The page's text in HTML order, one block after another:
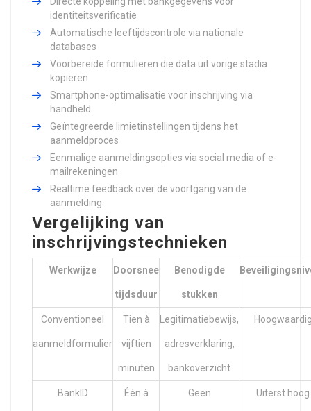
identiteitsverificatie
Automatische leeftijdscontrole via nationale
databases
Voorbereide formulieren die data uit vorige stadia
kopiëren
Smartphone-optimalisatie voor inschrijving via
handheld
Geïntegreerde limietinstellingen tijdens het
aanmeldproces
Eenmalige aanmeldingsopties via social media of e-
mailrekeningen
Realtime feedback over de voortgang van de
aanmelding
Vergelijking van
inschrijvingstechnieken
Werkwijze Doorsnee
tijdsduur
Benodigde
stukken
Conventioneel
aanmeldformulier
Tien à
vijftien
minuten
Legitimatiebewijs,
adresverklaring,
bankoverzicht
BankID Één à Geen Uiterst hoog